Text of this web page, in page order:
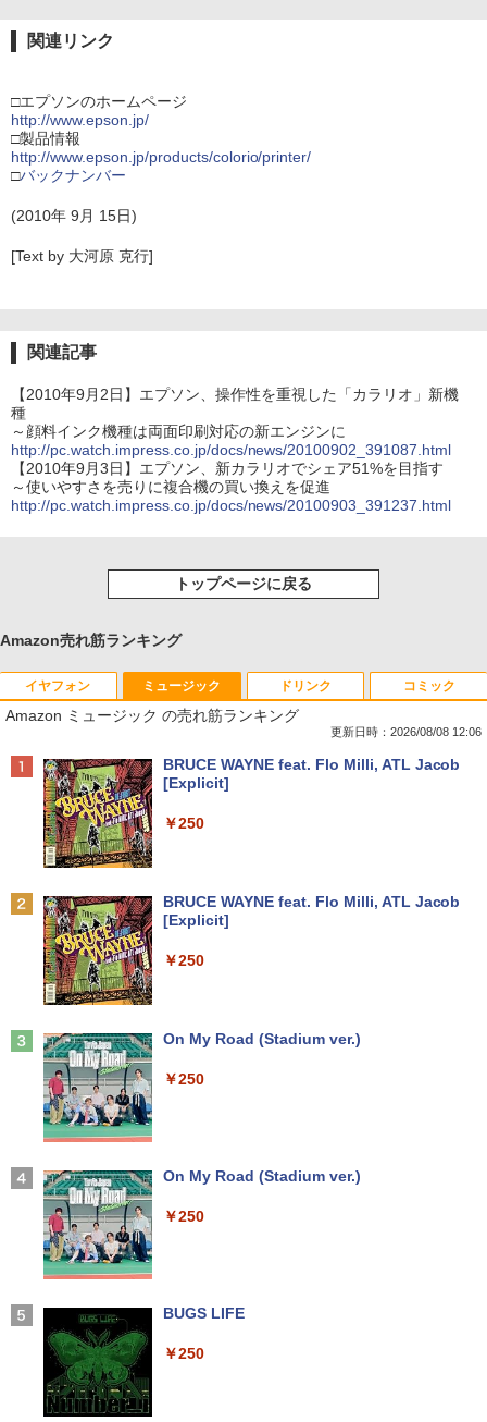
関連リンク
□エプソンのホームページ
http://www.epson.jp/
□製品情報
http://www.epson.jp/products/colorio/printer/
□バックナンバー
(2010年 9月 15日)
[Text by 大河原 克行]
関連記事
【2010年9月2日】エプソン、操作性を重視した「カラリオ」新機
種
～顔料インク機種は両面印刷対応の新エンジンに
http://pc.watch.impress.co.jp/docs/news/20100902_391087.html
【2010年9月3日】エプソン、新カラリオでシェア51%を目指す
～使いやすさを売りに複合機の買い換えを促進
http://pc.watch.impress.co.jp/docs/news/20100903_391237.html
トップページに戻る
Amazon売れ筋ランキング
イヤフォン
Anker Soundcore P40i オフホワイト
Anker Soundcore P31i ブラック
Anker Soundcore Liberty 5 ミッドナイトブ
【2026年アップグレード版】AOKIMI ワイヤ
軽量 ブルートゥースHi-Fi 最大36時間再生 ぶ
ミュージック
Amazon ミュージック の売れ筋ランキング
更新日時：2026/08/08 12:06
BRUCE WAYNE feat. Flo Milli, ATL Jacob
[Explicit]
￥250
BRUCE WAYNE feat. Flo Milli, ATL Jacob
[Explicit]
￥250
On My Road (Stadium ver.)
￥250
On My Road (Stadium ver.)
￥250
BUGS LIFE
￥250
ドリンク コミック